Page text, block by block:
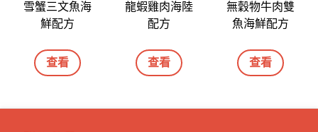
雪蟹三文魚海
鮮配方
查看
龍蝦雞肉海陸
配方
查看
無穀物牛肉雙
魚海鮮配方
查看